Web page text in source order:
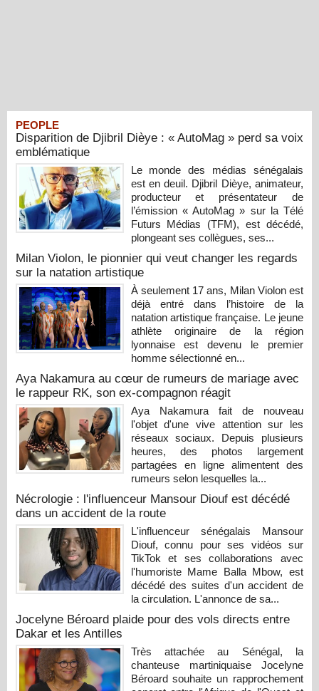
PEOPLE
Disparition de Djibril Dièye : « AutoMag » perd sa voix
emblématique
Le monde des médias sénégalais
est en deuil. Djibril Dièye, animateur,
producteur et présentateur de
l’émission « AutoMag » sur la Télé
Futurs Médias (TFM), est décédé,
plongeant ses collègues, ses...
Milan Violon, le pionnier qui veut changer les regards
sur la natation artistique
À seulement 17 ans, Milan Violon est
déjà entré dans l’histoire de la
natation artistique française. Le jeune
athlète originaire de la région
lyonnaise est devenu le premier
homme sélectionné en...
Aya Nakamura au cœur de rumeurs de mariage avec
le rappeur RK, son ex-compagnon réagit
Aya Nakamura fait de nouveau
l'objet d'une vive attention sur les
réseaux sociaux. Depuis plusieurs
heures, des photos largement
partagées en ligne alimentent des
rumeurs selon lesquelles la...
Nécrologie : l'influenceur Mansour Diouf est décédé
dans un accident de la route
L'influenceur sénégalais Mansour
Diouf, connu pour ses vidéos sur
TikTok et ses collaborations avec
l'humoriste Mame Balla Mbow, est
décédé des suites d'un accident de
la circulation. L'annonce de sa...
Jocelyne Béroard plaide pour des vols directs entre
Dakar et les Antilles
Très attachée au Sénégal, la
chanteuse martiniquaise Jocelyne
Béroard souhaite un rapprochement